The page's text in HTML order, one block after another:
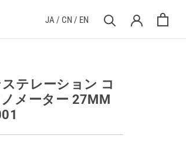
JA/ CN/ EN
ステレーション コ
メーター 27MM